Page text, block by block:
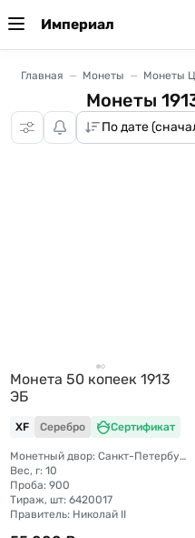
Империал
Главная Монеты Монеты
Монеты
Монета 50 копеек 1913
ЭБ
XF Серебро Сертификат
Монетный двор: Санкт-Петербургский монетный двор
Вес, г: 10
Проба: 900
Тираж, шт: 6420017
Правитель: Николай II